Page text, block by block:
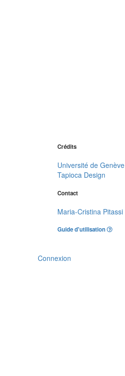
Crédits
Université de Genève
Tapioca Design
Contact
Maria-Cristina Pitassi
Guide d'utilisation
Connexion